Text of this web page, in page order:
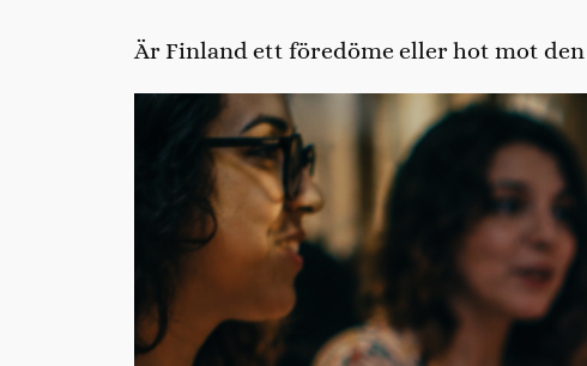
Är Finland ett föredöme eller hot mot